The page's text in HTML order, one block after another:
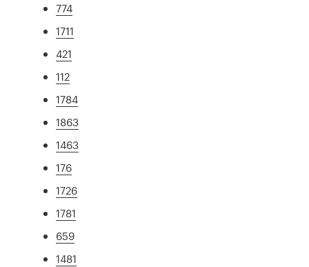
774
1711
421
112
1784
1863
1463
176
1726
1781
659
1481